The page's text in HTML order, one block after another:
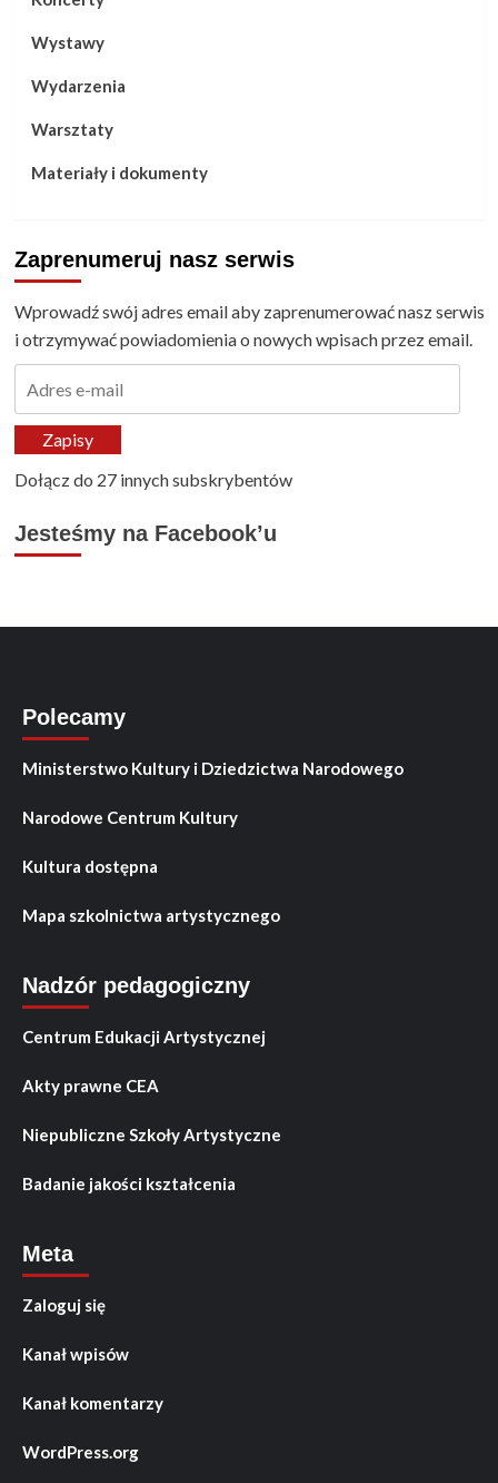
Wystawy
Wydarzenia
Warsztaty
Materiały i dokumenty
Zaprenumeruj nasz serwis
Wprowadź swój adres email aby zaprenumerować nasz serwis
i otrzymywać powiadomienia o nowych wpisach przez email.
mailZapisy
Dołącz do 27 innych subskrybentów
Jesteśmy na Facebook’u
Polecamy
Ministerstwo Kultury i Dziedzictwa Narodowego
Narodowe Centrum Kultury
Kultura dostępna
Mapa szkolnictwa artystycznego
Nadzór pedagogiczny
Centrum Edukacji Artystycznej
Akty prawne CEA
Niepubliczne Szkoły Artystyczne
Badanie jakości kształcenia
Meta
Zaloguj się
Kanał wpisów
Kanał komentarzy
WordPress.org